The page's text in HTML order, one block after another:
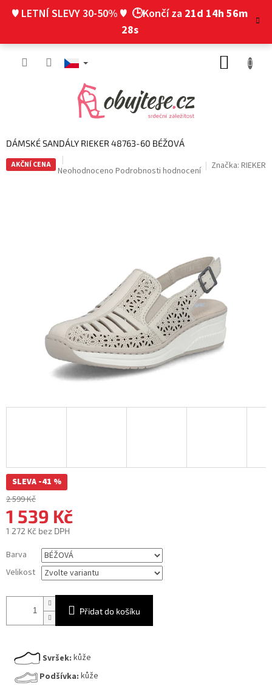
♥ LETNÍ SLEVY 30-50% ♥ 🕒Končí za 21d 14h 56m
27s
DÁMSKÉ SANDÁLY RIEKER 48763-60 BÉŽOVÁ
AKČNÍ CENA
Průměrné
Neohodnoceno Podrobnosti hodnocení Značka: RIEKER
SLEVA -41 %
2 599 Kč
1 539 Kč
1 272 Kč bez DPH
cena:
Barva
Velikost
Přidat do košíku
Svršek: kůže
Podšívka: kůže